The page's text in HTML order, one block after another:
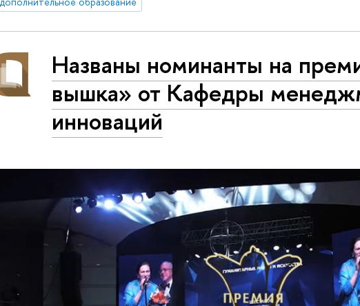
Названы номинанты на
вышка» от Кафедры
инноваций